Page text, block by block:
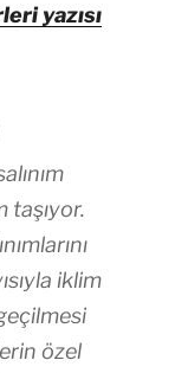
yazısı
taşıyor.
iklim
özel